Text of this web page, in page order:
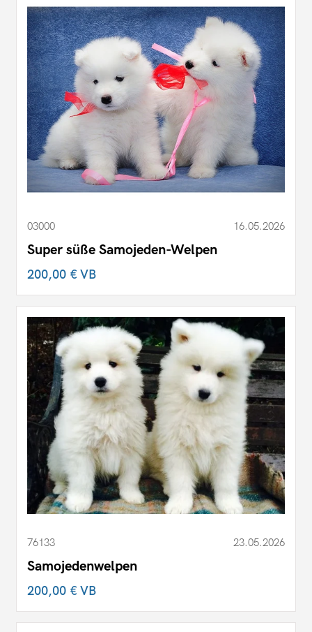
03000 16.05.2026
Super süße Samojeden-Welpen
200,00 €VB
76133 23.05.2026
Samojedenwelpen
200,00 €VB